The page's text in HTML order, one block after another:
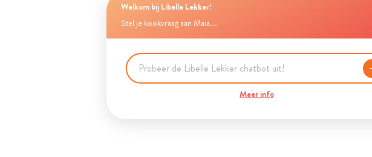
Welkom bij Libelle Lekker!
Stel je kookvraag aan Maia...
Meer info